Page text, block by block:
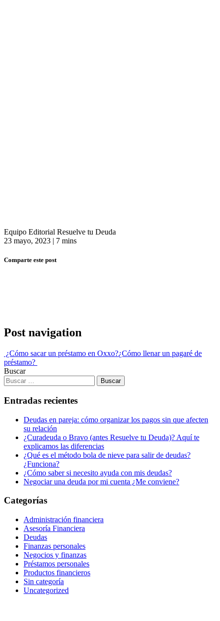
Equipo Editorial Resuelve tu Deuda
23 mayo, 2023 | 7 mins
Comparte este post
Post navigation
¿Cómo sacar un préstamo en Oxxo?¿Cómo llenar un pagaré de
préstamo?
Buscar
Entradas recientes
Deudas en pareja: cómo organizar los pagos sin que afecten
su relación
¿Curadeuda o Bravo (antes Resuelve tu Deuda)? Aquí te
explicamos las diferencias
¿Qué es el método bola de nieve para salir de deudas?
¿Funciona?
¿Cómo saber si necesito ayuda con mis deudas?
Negociar una deuda por mi cuenta ¿Me conviene?
Categorías
Administración financiera
Asesoría Financiera
Deudas
Finanzas personales
Negocios y finanzas
Préstamos personales
Productos financieros
Sin categoría
Uncategorized